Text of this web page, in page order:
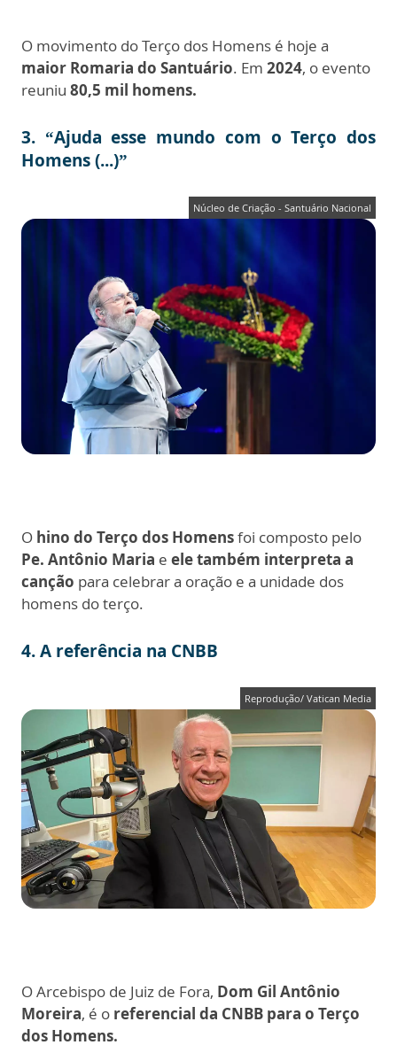
O movimento do Terço dos Homens é hoje a
maior Romaria do Santuário. Em 2024, o evento
reuniu 80,5 mil homens.
3. “Ajuda esse mundo com o Terço dos
Homens (...)”
Núcleo de Criação - Santuário Nacional
O hino do Terço dos Homensfoi composto pelo
Pe. Antônio Maria e ele também interpreta a
canção para celebrar a oração e a unidade dos
homens do terço.
4.A referência na CNBB
Reprodução/ Vatican Media
O Arcebispo de Juiz de Fora, Dom Gil Antônio
Moreira, é o referencial da CNBB para o Terço
dos Homens.